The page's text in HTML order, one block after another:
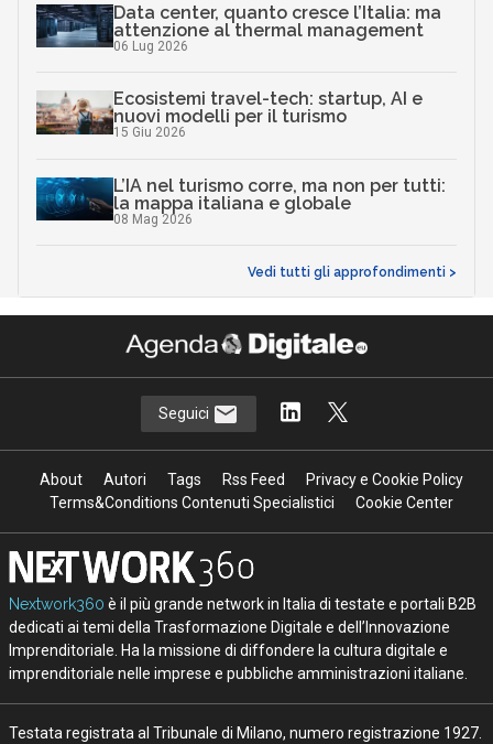
Data center, quanto cresce l’Italia: ma
attenzione al thermal management
06 Lug 2026
Ecosistemi travel-tech: startup, AI e
nuovi modelli per il turismo
15 Giu 2026
L’IA nel turismo corre, ma non per tutti:
la mappa italiana e globale
08 Mag 2026
Vedi tutti gli approfondimenti >
Seguici
About Autori Tags Rss Feed
Privacy e Cookie Policy
Terms&Conditions Contenuti Specialistici
Cookie Center
Nextwork360 è il più grande network in Italia di testate e portali B2B
dedicati ai temi della Trasformazione Digitale e dell’Innovazione
Imprenditoriale. Ha la missione di diffondere la cultura digitale e
imprenditoriale nelle imprese e pubbliche amministrazioni italiane.
Testata registrata al Tribunale di Milano, numero registrazione 1927.